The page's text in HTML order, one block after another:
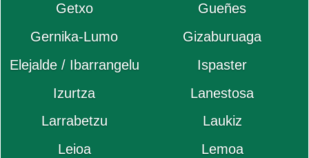
Getxo
Gueñes
Gernika-Lumo
Gizaburuaga
Elejalde / Ibarrangelu
Ispaster
Izurtza
Lanestosa
Larrabetzu
Laukiz
Leioa
Lemoa